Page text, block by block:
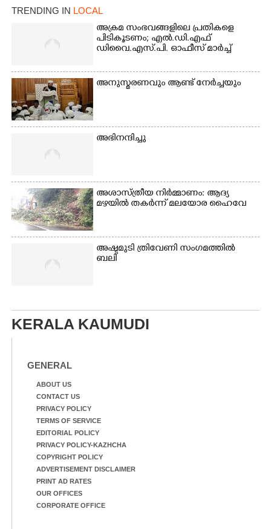
TRENDING IN LOCAL
അക്രമ സംഭവങ്ങളിലെ പ്രതികളെ
പിടികൂടണം; എൽ.ഡി.എഫ്
ഡിവൈ.എസ്.പി. ഓഫീസ് മാർച്ച്
അനുസ്മരണവും ആണ്ട് നേർച്ചയും
അഭിനന്ദിച്ചു
അശാസ്ത്രീയ നിർമ്മാണം: ആദ്യ
മഴയിൽ തകർന്ന് മലയോര ഹൈവേ
അഷ്ടമുടി ത്രിവേണി സംഗമത്തിൽ
ബലി
KERALA KAUMUDI
GENERAL
ABOUT US
CONTACT US
PRIVACY POLICY
TERMS OF SERVICE
EDITORIAL POLICY
PRIVACY POLICY-KAZHCHA
COPYRIGHT POLICY
ADVERTISEMENT DISCLAIMER
PRINT AD RATES
OUR OFFICES
CORPORATE OFFICE